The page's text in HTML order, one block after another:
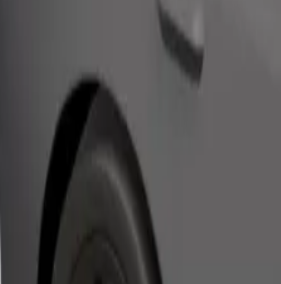
er bare noen trykk unna!
biler.